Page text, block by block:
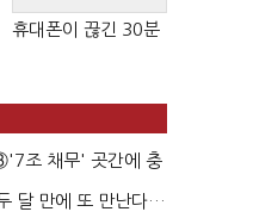
휴대폰이 끊긴 30분
조 채무' 곳간에 충
...
달 만에 또 만난다…